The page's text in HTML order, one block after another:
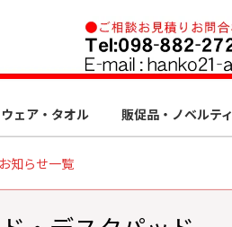
ウェア・タオル 販促品・ノベルティ
知らせ一覧